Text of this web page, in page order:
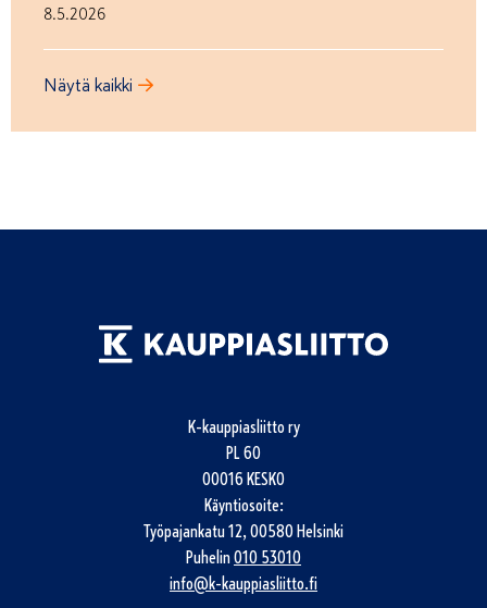
8.5.2026
Näytä kaikki
K-kauppiasliitto ry
PL 60
00016 KESKO
Käyntiosoite:
Työpajankatu 12, 00580 Helsinki
Puhelin010 53010
info@k-kauppiasliitto.fi